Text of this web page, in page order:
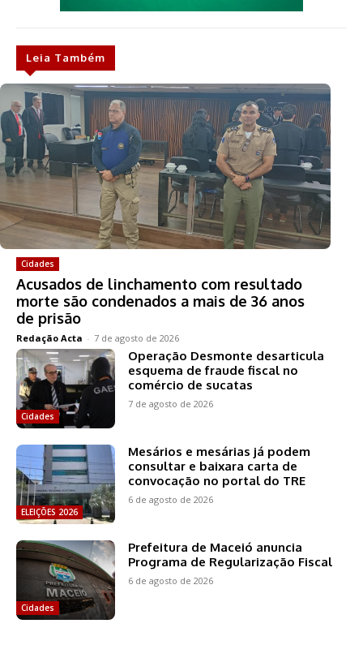
Leia Também
Cidades
Acusados de linchamento com resultado
morte são condenados a mais de 36 anos
de prisão
Redação Acta - 7 de agosto de 2026
Cidades
Operação Desmonte desarticula
esquema de fraude fiscal no
comércio de sucatas
7 de agosto de 2026
ELEIÇÕES 2026
Mesários e mesárias já podem
consultar e baixara carta de
convocação no portal do TRE
6 de agosto de 2026
Cidades
Prefeitura de Maceió anuncia
Programa de Regularização Fiscal
6 de agosto de 2026